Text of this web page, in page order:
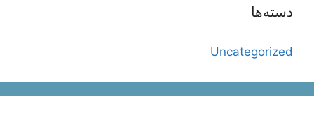
دسته‌ها
Uncategorized